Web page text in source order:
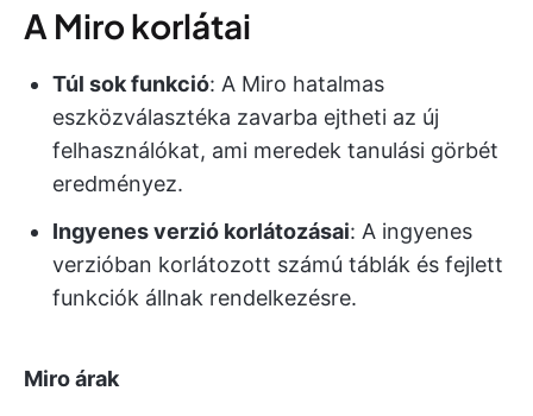
A Miro korlátai
Túl sok funkció: A Miro hatalmas
eszközválasztéka zavarba ejtheti az új
felhasználókat, ami meredek tanulási görbét
eredményez.
Ingyenes verzió korlátozásai: A ingyenes
verzióban korlátozott számú táblák és fejlett
funkciók állnak rendelkezésre.
Miro árak